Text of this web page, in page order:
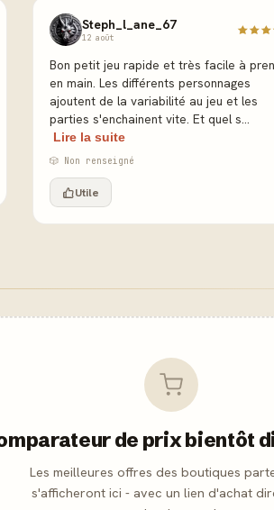
Steph_l_ane_67
12 août
Bon petit jeu rapide et très facile à
en main. Les différents personnages
ajoutent de la variabilité au jeu et les
parties s'enchainent vite. Et quel s...
Lire la suite
🎲 Non renseigné
Utile
de prix bientôt
Les meilleures offres des boutiques
s'afficheront ici - avec un lien d'achat